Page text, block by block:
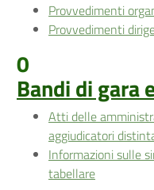
Provvedimenti
Provvedimenti
0
Bandi di gara
Atti delle
aggiudicatori
Informazioni sulle
tabellare